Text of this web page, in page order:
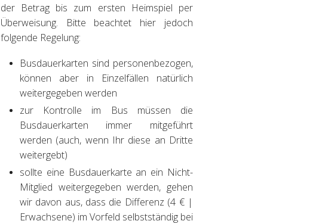
der Betrag bis zum ersten Heimspiel per
Überweisung. Bitte beachtet hier jedoch
folgende Regelung:
Busdauerkarten sind personenbezogen,
können aber in Einzelfällen natürlich
weitergegeben werden
zur Kontrolle im Bus müssen die
Busdauerkarten immer mitgeführt
werden (auch, wenn Ihr diese an Dritte
weitergebt)
sollte eine Busdauerkarte an ein Nicht-
Mitglied weitergegeben werden, gehen
wir davon aus, dass die Differenz (4 € |
Erwachsene) im Vorfeld selbstständig bei